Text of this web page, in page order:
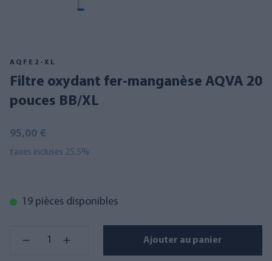
AQFE2-XL
Filtre oxydant fer-manganèse AQVA 20
pouces BB/XL
95,00 €
taxes incluses 25.5%
19 pièces disponibles
Ajouter au panier